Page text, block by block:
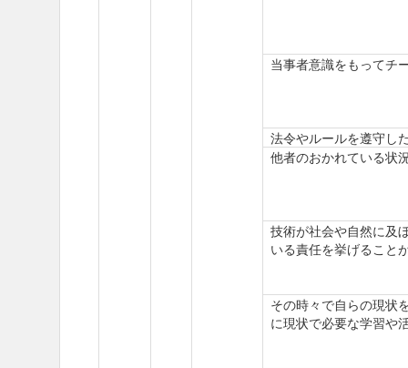
当事者意識をもってチ
法令やルールを遵守し
他者のおかれている状
技術が社会や自然に及
いる責任を挙げること
その時々で自らの現状
に現状で必要な学習や